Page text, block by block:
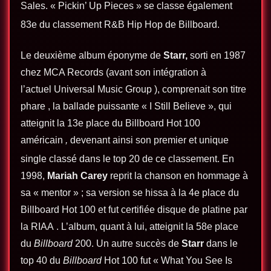
Sales. « Pickin’ Up Pieces » se classe également
83e du classement R&B Hip Hop de Billboard.
Le deuxième album éponyme de Starr, sorti en 1987
chez MCA Records (avant son intégration à
l’actuel Universal Music Group ), comprenait son titre
phare , la ballade puissante « I Still Believe », qui
atteignit la 13e place du Billboard Hot 100
américain , devenantainsi son premier et unique
single classé dans le top 20 de ce classement. En
1998, Mariah Carey reprit la chanson en hommage à
sa « mentor » ; sa version se hissa à la 4e place du
Billboard Hot 100 et fut certifiée disque de platine par
la RIAA . L’album, quant à lui, atteignit la 58e place
du Billboard200. Un autre succès de Starr dans le
top 40 du BillboardHot 100 fut « What You See Is